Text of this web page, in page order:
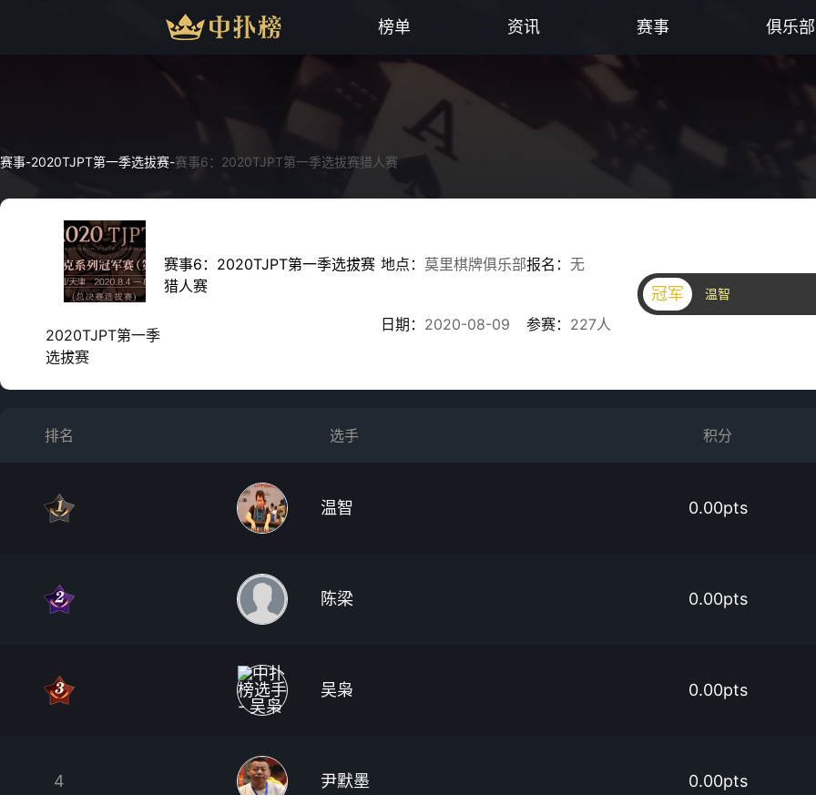
榜单 资讯 赛事 俱乐部
赛事-2020TJPT第一季选拔赛-赛事6：2020TJPT第一季选拔赛猎人赛
2020TJPT第一季
选拔赛
赛事6：2020TJPT第一季选拔赛
猎人赛
地点： 莫里棋牌俱乐部
日期： 2020-08-09
报名： 无
参赛： 227人
冠军 温智
排名 选手 积分
温智 0.00pts
陈梁 0.00pts
吴枭 0.00pts
4 尹默墨 0.00pts